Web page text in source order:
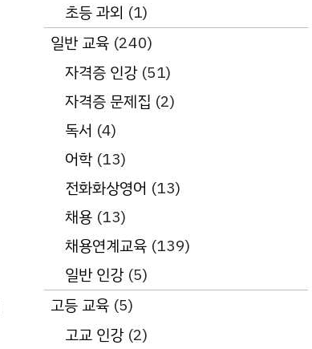
초등 과외 (1)
일반 교육 (240)
자격증 인강(51)
자격증 문제집 (2)
독서 (4)
어학 (13)
전화화상영어 (13)
채용 (13)
채용연계교육 (139)
일반 인강(5)
고등 교육 (5)
고교 인강(2)